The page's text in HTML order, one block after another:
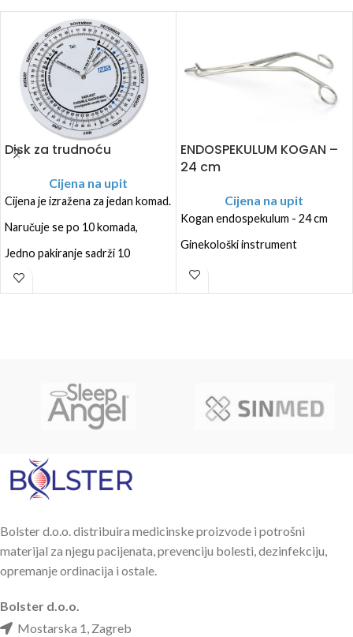
Disk za trudnoću
Cijena na upit
Cijena je izražena za jedan komad.
Naručuje se po 10 komada,
Jedno pakiranje sadrži 10
komada.
ENDOSPEKULUM KOGAN –
24 cm
Cijena na upit
Kogan endospekulum - 24 cm
Ginekološki instrument
Bolster d.o.o. distribuira medicinske proizvode i potrošni
materijal za njegu pacijenata, prevenciju bolesti, dezinfekciju,
opremanje ordinacija i ostale.
Bolster d.o.o.
Mostarska 1, Zagreb